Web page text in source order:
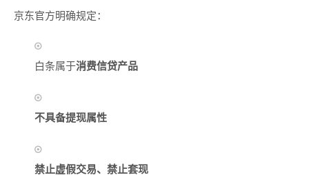
京东官方明确规定：
白条属于消费信贷产品
不具备提现属性
禁止虚假交易、禁止套现